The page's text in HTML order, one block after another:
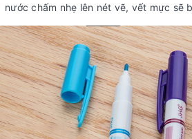
nước chấm nhẹ lên nét vẽ, vết mực sẽ